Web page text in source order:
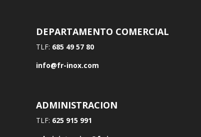
DEPARTAMENTO COMERCIAL
TLF: 685 49 57 80
info@fr-inox.com
ADMINISTRACION
TLF: 625 915 991